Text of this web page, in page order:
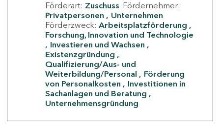
Förderart: Zuschuss Fördernehmer:
Privatpersonen
Unternehmen
Förderzweck: Arbeitsplatzförderung
Forschung, Innovation und Technologie
Investieren und Wachsen
Existenzgründung
Qualifizierung/Aus- und
Weiterbildung/Personal
Förderung
von Personalkosten
Investitionen in
Sachanlagen und Beratung
Unternehmensgründung